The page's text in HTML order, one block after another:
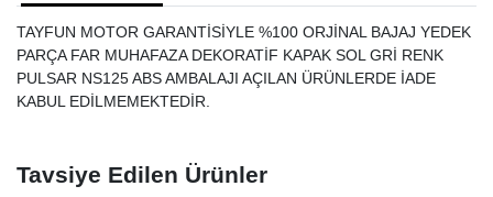
TAYFUN MOTOR GARANTİSİYLE %100 ORJİNAL BAJAJ YEDEK
PARÇA FAR MUHAFAZA DEKORATİF KAPAK SOL GRİ RENK
PULSAR NS125 ABS AMBALAJI AÇILAN ÜRÜNLERDE İADE
KABUL EDİLMEMEKTEDİR.
Tavsiye Edilen Ürünler